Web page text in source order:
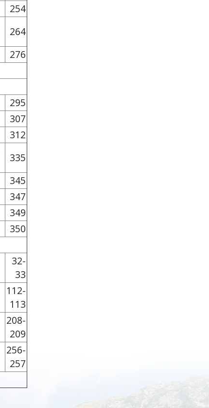
254
264
276
295
307
312
335
345
347
349
350
32-
33
112-
113
208-
209
256-
257